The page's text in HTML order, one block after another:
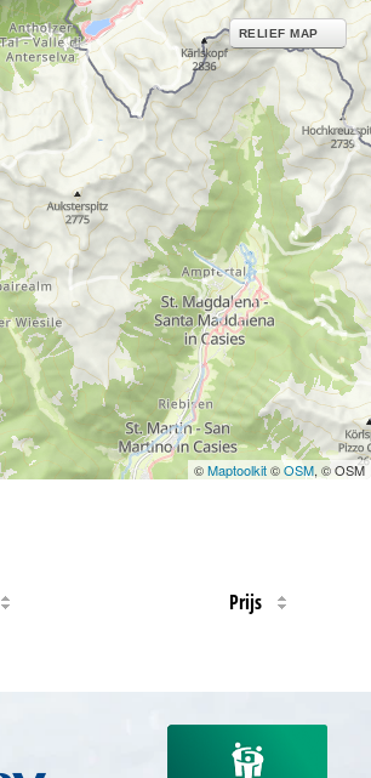
RELIEF MAP
©Maptoolkit©OSM, © OSM
Prijs